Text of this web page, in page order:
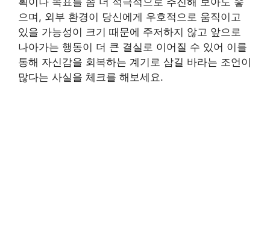
으며, 외부 환경이 당신에게 우호적으로 움직이고
있을 가능성이 크기 때문에 주저하지 않고 앞으로
나아가는 행동이 더 큰 결실로 이어질 수 있어 이를
통해 자신감을 회복하는 계기로 삼길 바라는 조언이
많다는 사실을 체크를 해보세요.